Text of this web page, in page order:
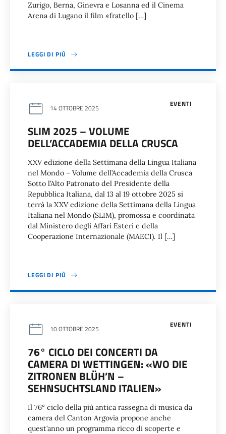
Zurigo, Berna, Ginevra e Losanna ed il Cinema
Arena di Lugano il film «fratello […]
LEGGI DI PIÙ
EVENTI
14 OTTOBRE 2025
SLIM 2025 – VOLUME
DELL’ACCADEMIA DELLA CRUSCA
XXV edizione della Settimana della Lingua Italiana
nel Mondo – Volume dell’Accademia della Crusca
Sotto l’Alto Patronato del Presidente della
Repubblica Italiana, dal 13 al 19 ottobre 2025 si
terrà la XXV edizione della Settimana della Lingua
Italiana nel Mondo (SLIM), promossa e coordinata
dal Ministero degli Affari Esteri e della
Cooperazione Internazionale (MAECI). Il […]
LEGGI DI PIÙ
EVENTI
10 OTTOBRE 2025
76° CICLO DEI CONCERTI DA
CAMERA DI WETTINGEN: «WO DIE
ZITRONEN BLÜH’N –
SEHNSUCHTSLAND ITALIEN»
Il 76° ciclo della più antica rassegna di musica da
camera del Canton Argovia propone anche
quest’anno un programma ricco di scoperte e